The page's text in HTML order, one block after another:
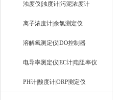
浊度仪|浊度计|污泥浓度计
离子浓度计|余氯测定仪
溶解氧测定仪|DO控制器
电导率测定仪|EC计|电阻率仪
PH计|酸度计|ORP测定仪